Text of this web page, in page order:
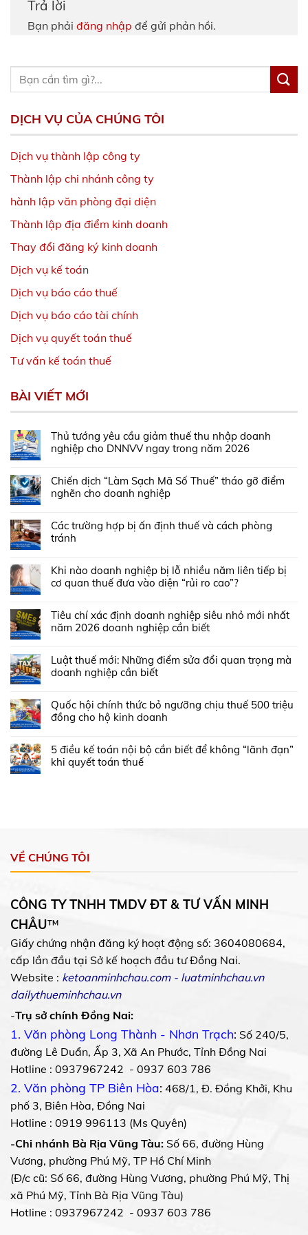
Trả lời
Bạn phải đăng nhập để gửi phản hồi.
DỊCH VỤ CỦA CHÚNG TÔI
Dịch vụ thành lập công ty
Thành lập chi nhánh công ty
hành lập văn phòng đại diện
Thành lập địa điểm kinh doanh
Thay đổi đăng ký kinh doanh
Dịch vụ kế toán
Dịch vụ báo cáo thuế
Dịch vụ báo cáo tài chính
Dịch vụ quyết toán thuế
Tư vấn kế toán thuế
BÀI VIẾT MỚI
Thủ tướng yêu cầu giảm thuế thu nhập doanh
nghiệp cho DNNVV ngay trong năm 2026
Chiến dịch “Làm Sạch Mã Số Thuế” tháo gỡ điểm
nghẽn cho doanh nghiệp
Các trường hợp bị ấn định thuế và cách phòng
tránh
Khi nào doanh nghiệp bị lỗ nhiều năm liên tiếp bị
cơ quan thuế đưa vào diện “rủi ro cao”?
Tiêu chí xác định doanh nghiệp siêu nhỏ mới nhất
năm 2026 doanh nghiệp cần biết
Luật thuế mới: Những điểm sửa đổi quan trọng mà
doanh nghiệp cần biết
Quốc hội chính thức bỏ ngưỡng chịu thuế 500 triệu
đồng cho hộ kinh doanh
5 điều kế toán nội bộ cần biết để không “lãnh đạn”
khi quyết toán thuế
VỀ CHÚNG TÔI
CÔNG TY TNHH TMDV ĐT & TƯ VẤN MINH
CHÂU™
Giấy chứng nhận đăng ký hoạt động số: 3604080684,
cấp lần đầu tại Sở kế hoạch đầu tư Đồng Nai.
Website : ketoanminhchau.com- luatminhchau.vn
dailythueminhchau.vn
-Trụ sở chính Đồng Nai:
1. Văn phòng Long Thành - Nhơn Trạch: Số 240/5,
đường Lê Duẩn, Ấp 3, Xã An Phước, Tỉnh Đồng Nai
Hotline : 0937967242 - 0937 603 786
2. Văn phòng TP Biên Hòa: 468/1, Đ. Đồng Khởi, Khu
phố 3, Biên Hòa, Đồng Nai
Hotline : 0919 996113 (Ms Quyên)
-Chi nhánh Bà Rịa Vũng Tàu: Số 66, đường Hùng
Vương, phường Phú Mỹ, TP Hồ Chí Minh
(Đ/c cũ: Số 66, đường Hùng Vương, phường Phú Mỹ, Thị
xã Phú Mỹ, Tỉnh Bà Rịa Vũng Tàu)
Hotline : 0937967242 - 0937 603 786